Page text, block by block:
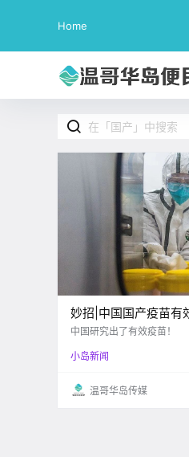
Home
妙招|中国国产疫苗有
布细节,张文宏建议:领
中国研究出了有效疫苗！
小岛新闻
温哥华岛传媒